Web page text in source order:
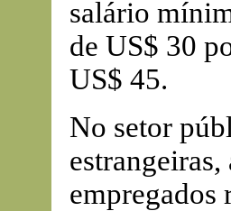
salário
de US$ 30
US$ 45.
No setor
empregados